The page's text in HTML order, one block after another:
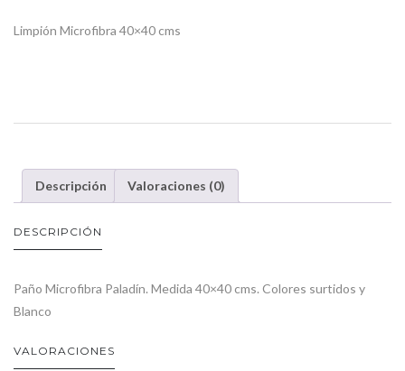
Limpión Microfibra 40×40 cms
Descripción Valoraciones (0)
DESCRIPCIÓN
Paño Microfibra Paladín. Medida 40×40 cms. Colores surtidos y
Blanco
VALORACIONES